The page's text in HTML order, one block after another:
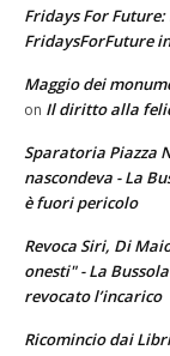
Fridays For
FridaysForFuture
Maggio dei
on Il diritto alla
Sparatoria Piazza
nascondeva - La
è fuori pericolo
Revoca Siri, Di
onesti" - La Bussola
revocato l’incarico
Ricomincio dai